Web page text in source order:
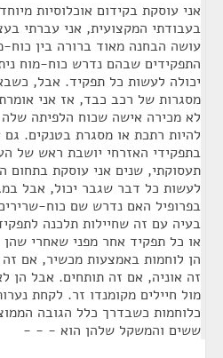
אני עוסקת בקידום אוכלוסיות
בעבודתי המקצועית, אני עברתי
עושה הבחנה מאוד ברורה בין
התפקידים שבהם נדרש כוח-מוח
יכולה לעשות כל תפקיד. אבל,
מסגרות של רכב כבד, אז אני אומרת:
לא מכירה אישה שכוח הלפיתה
להיות רתכת או מסגרת בטנקים.
בתפקידי האזרחי יושבת ראש של
תעסוקתי, שנים אני עוסקת בתחום
לעשות כל דבר שגבר יכול, אבל
בפרופיל האם נדרש שם כוח-
בעיה עם זה שחיילות תלכנה
או כל תפקיד אחר מפני שאחרי
הן לוחמות באמצעות מכשיר, אם
זה אוניה, אם זה תותחים. אבל הן
מול חיילים מקומנדו זר. לקחת
כלוחמות כשבדרך כלל הגובה
ששים והמשקל שלהן הוא - - -